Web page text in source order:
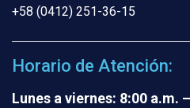
+58 (0412) 251-36-15
Horario de Atención:
Lunes a viernes: 8:00 a.m.